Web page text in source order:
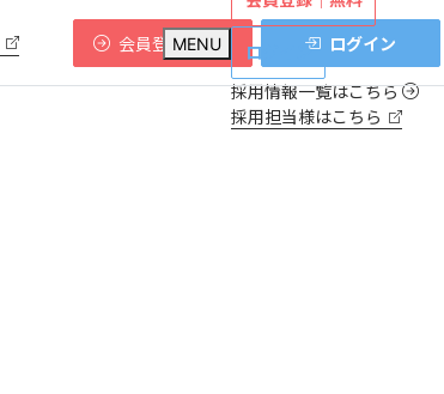
会員登録 無料 ログイン
MENU
ログイン
採用情報一覧はこちら
採用担当様はこちら